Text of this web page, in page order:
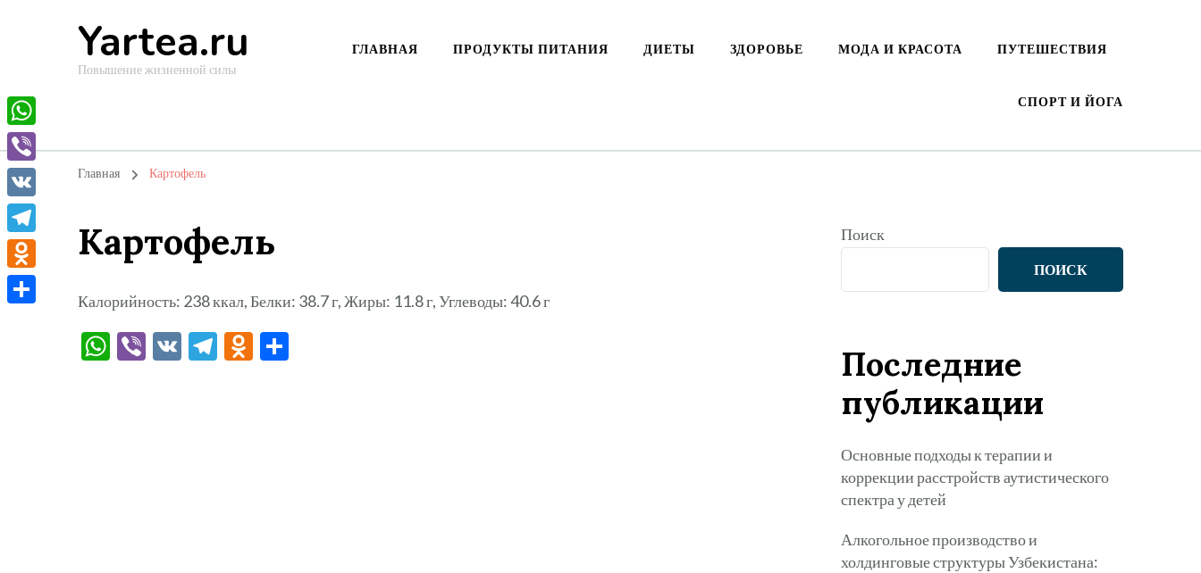
Yartea.ru
Повышение жизненной силы
ГЛАВНАЯ ПРОДУКТЫ ПИТАНИЯ ДИЕТЫ ЗДОРОВЬЕ МОДА И КРАСОТА ПУТЕШЕСТВИЯ
СПОРТ И ЙОГА
Главная Картофель
Картофель
Калорийность: 238 ккал, Белки: 38.7 г, Жиры: 11.8 г, Углеводы: 40.6 г
WhatsApp
Viber
VK Telegram
Odnoklassniki
Поиск
ПОИСК
Последние
публикации
Основные подходы к терапии и
коррекции расстройств аутистического
спектра у детей
Алкогольное производство и
холдинговые структуры Узбекистана:
WhatsApp
Viber
VK
Telegram
Odnoklassniki